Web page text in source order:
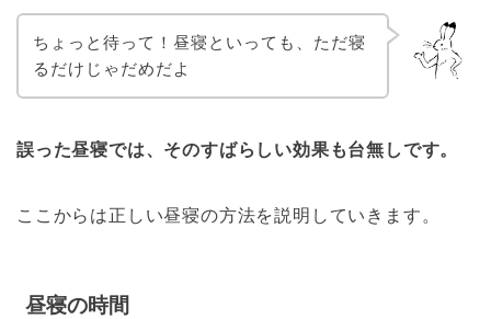
ちょっと待って！昼寝といっても、ただ寝
るだけじゃだめだよ
誤った昼寝では、そのすばらしい効果も台無しです。
ここからは正しい昼寝の方法を説明していきます。
昼寝の時間